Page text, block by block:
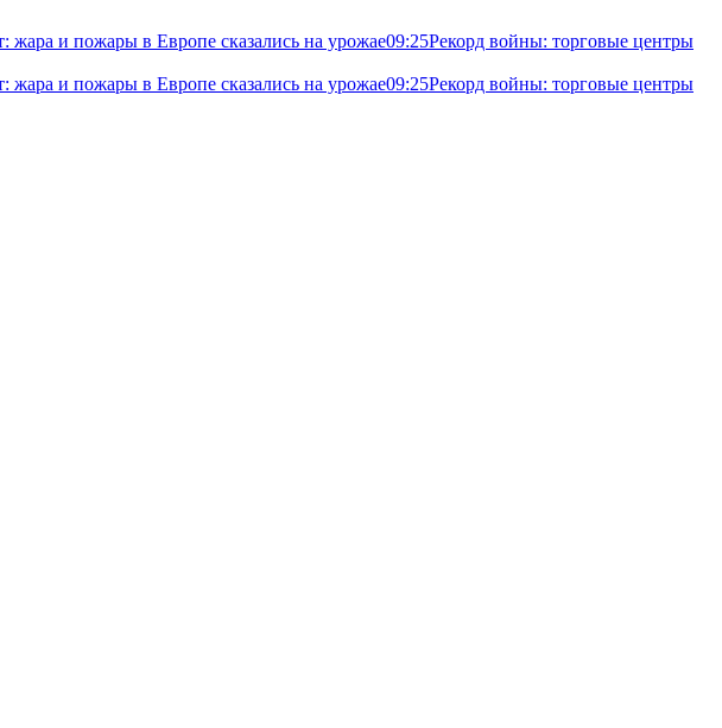
жара и пожары в Европе сказались на урожае09:25Рекорд войны: торговые центры
жара и пожары в Европе сказались на урожае09:25Рекорд войны: торговые центры